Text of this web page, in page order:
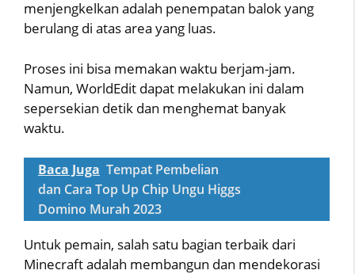
menjengkelkan adalah penempatan balok yang
berulang di atas area yang luas.
Proses ini bisa memakan waktu berjam-jam.
Namun, WorldEdit dapat melakukan ini dalam
sepersekian detik dan menghemat banyak
waktu.
Baca Juga Tempat Pembelian
dan Cara Top Up Chip Ungu Higgs
Domino Murah 2023
Untuk pemain, salah satu bagian terbaik dari
Minecraft adalah membangun dan mendekorasi